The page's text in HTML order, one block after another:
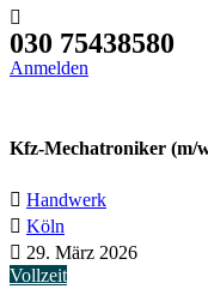
030 75438580
Anmelden
Kfz-Mechatroniker (m/
Handwerk
Köln
29. März 2026
Vollzeit